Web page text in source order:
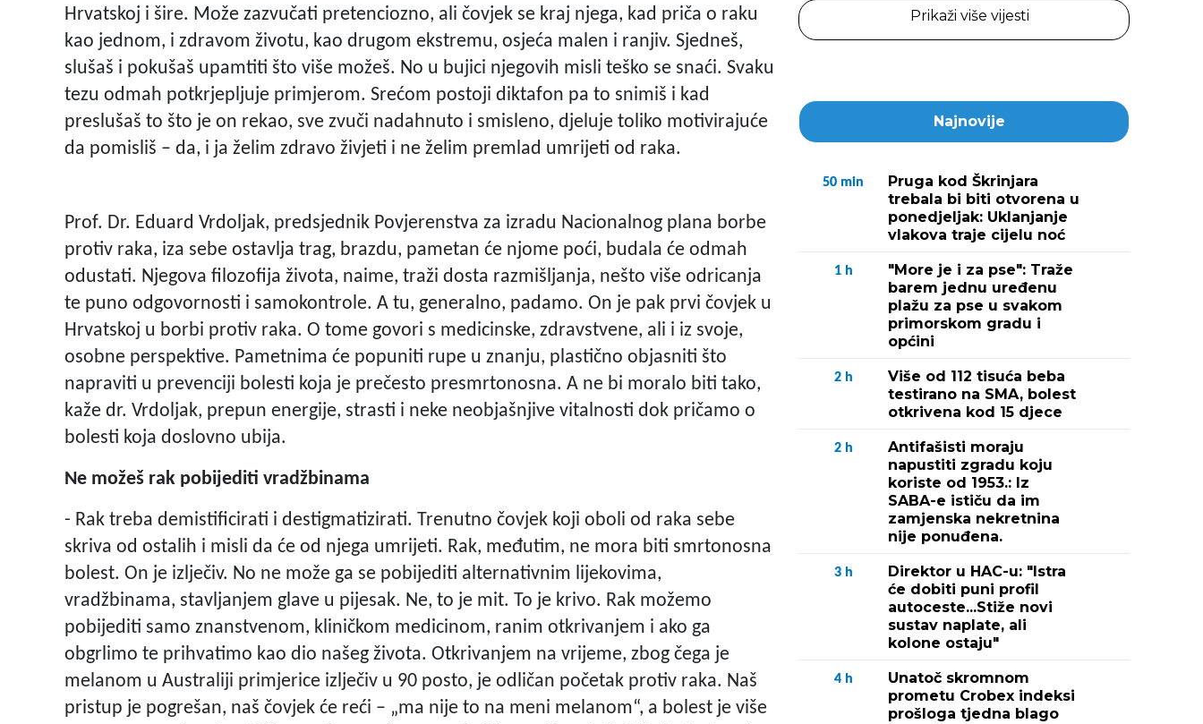
Hrvatskoj i šire. Može zazvučati pretenciozno, ali čovjek se kraj njega, kad priča o raku
kao jednom, i zdravom životu, kao drugom ekstremu, osjeća malen i ranjiv. Sjedneš,
slušaš i pokušaš upamtiti što više možeš. No u bujici njegovih misli teško se snaći. Svaku
tezu odmah potkrjepljuje primjerom. Srećom postoji diktafon pa to snimiš i kad
preslušaš to što je on rekao, sve zvuči nadahnuto i smisleno, djeluje toliko motivirajuće
da pomisliš – da, i ja želim zdravo živjeti i ne želim premlad umrijeti od raka.
Prof. Dr. Eduard Vrdoljak, predsjednik Povjerenstva za izradu Nacionalnog plana borbe
protiv raka, iza sebe ostavlja trag, brazdu, pametan će njome poći, budala će odmah
odustati. Njegova filozofija života, naime, traži dosta razmišljanja, nešto više odricanja
te puno odgovornosti i samokontrole. A tu, generalno, padamo. On je pak prvi čovjek u
Hrvatskoj u borbi protiv raka. O tome govori s medicinske, zdravstvene, ali i iz svoje,
osobne perspektive. Pametnima će popuniti rupe u znanju, plastično objasniti što
napraviti u prevenciji bolesti koja je prečesto presmrtonosna. A ne bi moralo biti tako,
kaže dr. Vrdoljak, prepun energije, strasti i neke neobjašnjive vitalnosti dok pričamo o
bolesti koja doslovno ubija.
Ne možeš rak pobijediti vradžbinama
- Rak treba demistificirati i destigmatizirati. Trenutno čovjek koji oboli od raka sebe
skriva od ostalih i misli da će od njega umrijeti. Rak, međutim, ne mora biti smrtonosna
bolest. On je izlječiv. No ne može ga se pobijediti alternativnim lijekovima,
vradžbinama, stavljanjem glave u pijesak. Ne, to je mit. To je krivo. Rak možemo
pobijediti samo znanstvenom, kliničkom medicinom, ranim otkrivanjem i ako ga
obgrlimo te prihvatimo kao dio našeg života. Otkrivanjem na vrijeme, zbog čega je
melanom u Australiji primjerice izlječiv u 90 posto, je odličan početak protiv raka. Naš
pristup je pogrešan, naš čovjek će reći – „ma nije to na meni melanom“, a bolest je više
Prikaži više vijesti
Najnovije
50 min
Pruga kod Škrinjara
trebala bi biti otvorena u
ponedjeljak: Uklanjanje
vlakova traje cijelu noć
1 h
"More je i za pse": Traže
barem jednu uređenu
plažu za pse u svakom
primorskom gradu i
općini
2 h
Više od 112 tisuća beba
testirano na SMA, bolest
otkrivena kod 15 djece
2 h
Antifašisti moraju
napustiti zgradu koju
koriste od 1953.: Iz
SABA-e ističu da im
zamjenska nekretnina
nije ponuđena.
3 h
Direktor u HAC-u: "Istra
će dobiti puni profil
autoceste...Stiže novi
sustav naplate, ali
kolone ostaju"
4 h
Unatoč skromnom
prometu Crobex indeksi
prošloga tjedna blago